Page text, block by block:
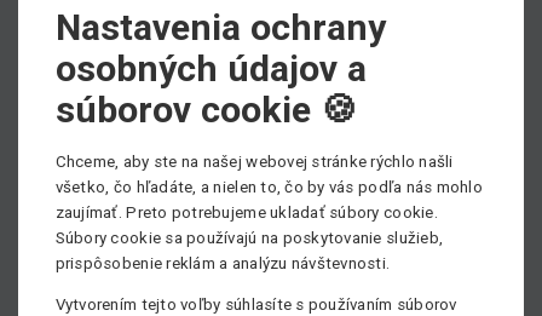
Ponúkame predajnáhradných dielovpre stroje svetových
značiek Genie, TEREX, CTE, OMME, Haulotte, Teupen a
ďalších. Ako nadnárodná spoločnosť máme ľahký prístup
k náhradným dielom a technickej špecifikácii všetkých
Viac informácií nájdeteTU
Potrebujete poradiť, prípadne sa informovať o dostupnosti
náhradných dielov?
Informujte sa priamo u nášho špecialistu na náhradné
diely - Radoslav Podušel, tel.: +421 918 925 228, email -
Nastavenia ochrany
osobných údajov a
súborov cookie 🍪
Chceme, aby ste na našej webovej stránke rýchlo našli
všetko, čo hľadáte, a nielen to, čo by vás podľa nás mohlo
zaujímať. Preto potrebujeme ukladať súbory cookie.
Súbory cookie sa používajú na poskytovanie služieb,
prispôsobenie reklám a analýzu návštevnosti.
Vytvorením tejto voľby súhlasíte s používaním súborov